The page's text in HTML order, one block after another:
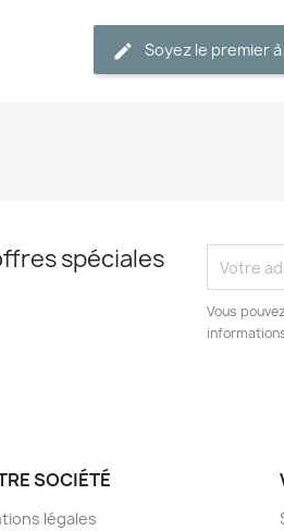
Soyez le premier
spéciales
Vous
SOCIÉTÉ
légales